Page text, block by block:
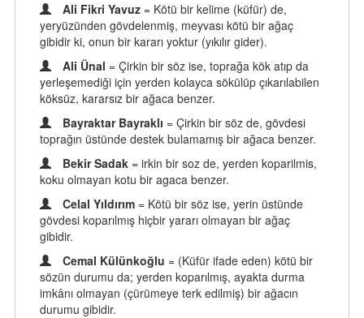
Ali Fikri Yavuz = Kötü bir kelime (küfür) de,
yeryüzünden gövdelenmiş, meyvası kötü bir ağaç
gibidir ki, onun bir kararı yoktur (yıkılır gider).
Ali Ünal = Çirkin bir söz ise, toprağa kök atıp da
yerleşemediği için yerden kolayca sökülüp çıkarılabilen
köksüz, kararsız bir ağaca benzer.
Bayraktar Bayraklı = Çirkin bir söz de, gövdesi
toprağın üstünde destek bulamamış bir ağaca benzer.
Bekir Sadak = irkin bir soz de, yerden koparilmis,
koku olmayan kotu bir agaca benzer.
Celal Yıldırım = Kötü bir söz ise, yerin üstünde
gövdesi koparılmış hiçbir yararı olmayan bir ağaç
gibidir.
Cemal Külünkoğlu = (Küfür ifade eden) kötü bir
sözün durumu da; yerden koparılmış, ayakta durma
imkânı olmayan (çürümeye terk edilmiş) bir ağacın
durumu gibidir.